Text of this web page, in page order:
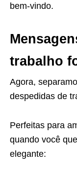
bem-vindo.
trabalho
Agora,
despedidas de
Perfeitas para
quando você
elegante: